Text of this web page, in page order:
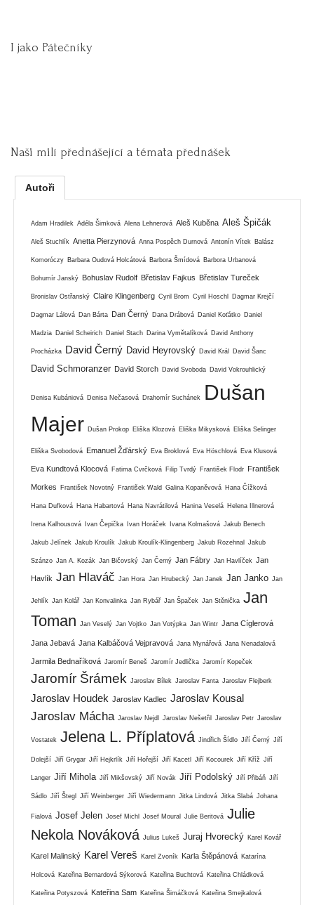
I jako Pátečníky
Naši milí přednášející a témata přednášek
Autoři
Adam Hradilek Adéla Šimková Alena Lehnerová Aleš Kuběna Aleš Špičák
Aleš Stuchlík Anetta Pierzynová Anna Pospěch Durnová Antonín Vítek Balász
Komoróczy Barbara Oudová Holcátová Barbora Šmídová Barbora Urbanová
Bohumír Janský Bohuslav Rudolf Břetislav Fajkus Břetislav Tureček
Bronislav Ostřanský Claire Klingenberg Cyril Brom Cyril Hoschl Dagmar Krejčí
Dagmar Lálová Dan Bárta Dan Černý Dana Drábová Daniel Koťátko Daniel
Madzia Daniel Scheirich Daniel Stach Darina Vymětalíková David Anthony
Procházka David Černý David Heyrovský David Král David Šanc
David Schmoranzer David Storch David Svoboda David Vokrouhlický
Denisa Kubániová Denisa Nečasová Drahomír Suchánek
Dušan
Majer Dušan Prokop Eliška Klozová Eliška Mikysková Eliška Selinger
Eliška Svobodová Emanuel Žďárský Eva Broklová Eva Höschlová Eva Klusová
Eva Kundtová Klocová Fatima Cvrčková Filip Tvrdý František Flodr František
Morkes František Novotný František Wald Galina Kopaněvová Hana Čížková
Hana Dufková Hana Habartová Hana Navrátilová Hanina Veselá Helena Illnerová
Irena Kalhousová Ivan Čepička Ivan Horáček Ivana Kolmašová Jakub Benech
Jakub Jelínek Jakub Kroulík Jakub Kroulík-Klingenberg Jakub Rozehnal Jakub
Szánzo Jan A. Kozák Jan Bičovský Jan Černý Jan Fábry Jan Havlíček Jan
Havlík Jan Hlaváč Jan Hora Jan Hrubecký Jan Janek Jan Janko Jan
Jehlík Jan Kolář Jan Konvalinka Jan Rybář Jan Špaček Jan Stěnička Jan
Toman
Jan Veselý Jan Vojtko Jan Votýpka Jan Wintr Jana Cíglerová
Jana Jebavá Jana Kalbáčová Vejpravová Jana Mynářová Jana Nenadalová
Jarmila Bednaříková Jaromír Beneš Jaromír Jedlička Jaromír Kopeček
Jaromír Šrámek Jaroslav Bílek Jaroslav Fanta Jaroslav Flejberk
Jaroslav Houdek Jaroslav Kadlec Jaroslav Kousal
Jaroslav Mácha Jaroslav Nejdl Jaroslav Nešetřil Jaroslav Petr Jaroslav
Vostatek Jelena L. Příplatová Jindřich Šídlo Jiří Černý Jiří
Dolejší Jiří Grygar Jiří Hejkrlík Jiří Hořejší Jiří Kacetl Jiří Kocourek Jiří Kříž Jiří
Langer Jiří Mihola Jiří Mikšovský Jiří Novák Jiří Podolský Jiří Přibáň Jiří
Sádlo Jiří Štegl Jiří Weinberger Jiří Wiedermann Jitka Lindová Jitka Slabá Johana
Fialová Josef Jelen Josef Michl Josef Moural Julie Beritová Julie
Nekola Nováková Julius Lukeš Juraj Hvorecký Karel Kovář
Karel Malinský Karel Vereš Karel Zvoník Karla Štěpánová Katarína
Holcová Kateřina Bernardová Sýkorová Kateřina Buchtová Kateřina Chládková
Kateřina Potyszová Kateřina Sam Kateřina Šimáčková Kateřina Smejkalová